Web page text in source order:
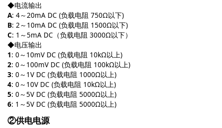
◆电流输出
A: 4～20mA DC (负载电阻 750Ω以下)
B: 2～10mA DC (负载电阻 1500Ω以下)
C: 1～5mA DC（负载电阻 3000Ω以下）
◆电压输出
1: 0～10mV DC (负载电阻 10kΩ以上)
2: 0～100mV DC (负载电阻 100kΩ以上)
3: 0～1V DC (负载电阻 1000Ω以上)
4: 0～10V DC (负载电阻 10kΩ以上)
5: 0～5V DC (负载电阻 5000Ω以上)
6: 1～5V DC (负载电阻 5000Ω以上)
②供电电源